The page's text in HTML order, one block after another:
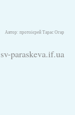
Автор: протоієрей Тарас Огар
sv-paraskeva.if.ua